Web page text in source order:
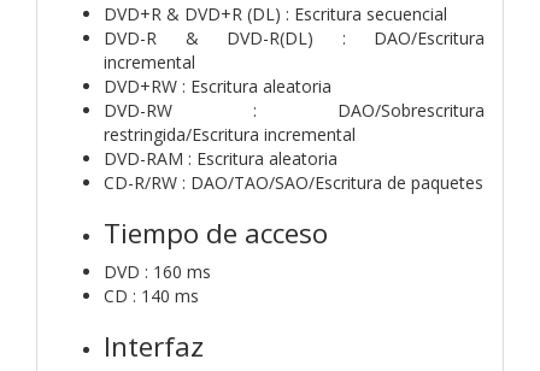
DVD+R & DVD+R (DL) : Escritura secuencial
DVD-R & DVD-R(DL) : DAO/Escritura
incremental
DVD+RW : Escritura aleatoria
DVD-RW : DAO/Sobrescritura
restringida/Escritura incremental
DVD-RAM : Escritura aleatoria
CD-R/RW : DAO/TAO/SAO/Escritura de paquetes
Tiempo de acceso
DVD : 160 ms
CD : 140 ms
Interfaz